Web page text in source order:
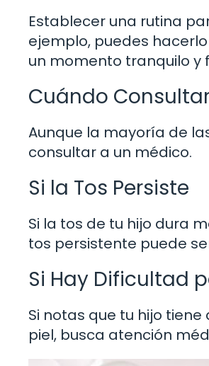
Establecer una rutina
ejemplo, puedes
un momento tranquilo y
Cuándo
Aunque la mayoría de
consultar a un médico.
Si la Tos Persiste
Si la tos de tu hijo dura
tos persistente puede
Si Hay Dificultad
Si notas que tu hijo
piel, busca atención